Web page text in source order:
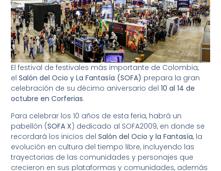
El festival de festivales más importante de Colombia,
elSalón del Ocio y La Fantasía (SOFA) prepara la gran
celebración de su décimo aniversario del10 al 14 de
octubre en Corferias.
Para celebrar los 10 años de esta feria, habrá un
pabellón (SOFA X) dedicado al SOFA2009, en donde se
recordará los inicios delSalón del Ocio y la Fantasía, la
evolución en cultura del tiempo libre, incluyendo las
trayectorias de las comunidades y personajes que
crecieron en sus plataformas y comunidades, además